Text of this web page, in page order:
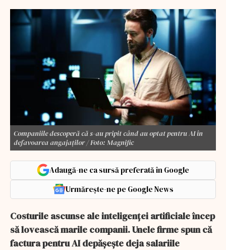
Companiile descoperă că s-au pripit când au optat pentru AI în
defavoarea angajaților / Foto: Magnific
Adaugă-ne ca sursă preferată în Google
Urmărește-ne pe Google News
Costurile ascunse ale inteligenței artificiale încep
să lovească marile companii. Unele firme spun că
factura pentru AI depășește deja salariile